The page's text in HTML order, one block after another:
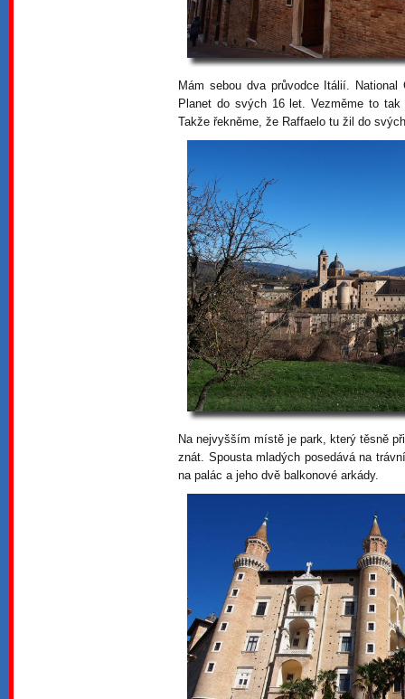
Mám sebou dva průvodce Itálií.
Planet do svých 16 let. Vezměme to
Takže řekněme, že Raffaelo tu žil do
Na nejvyšším místě je park, který těsně
znát. Spousta mladých posedává na
na palác a jeho dvě balkonové arkády.